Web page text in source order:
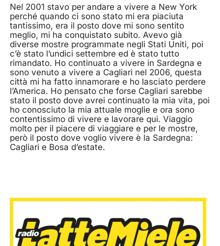
Nel 2001 stavo per andare a vivere a New York
perché quando ci sono stato mi era piaciuta
tantissimo, era il posto dove mi sono sentito
meglio, mi ha conquistato subito. Avevo già
diverse mostre programmate negli Stati Uniti, poi
c’è stato l’undici settembre ed è stato tutto
rimandato. Ho continuato a vivere in Sardegna e
sono venuto a vivere a Cagliari nel 2006, questa
città mi ha fatto innamorare e ho lasciato perdere
l’America. Ho pensato che forse Cagliari sarebbe
stato il posto dove avrei continuato la mia vita, poi
ho conosciuto la mia attuale moglie e ora sono
contentissimo di vivere e lavorare qui. Viaggio
molto per il piacere di viaggiare e per le mostre,
però il posto dove voglio vivere è la Sardegna:
Cagliari e Bosa d’estate.